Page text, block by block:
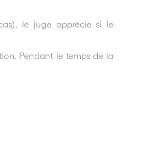
le juge apprécie si le
Pendant le temps de la